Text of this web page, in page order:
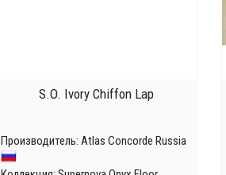
S.O. Ivory Chiffon Lap
Производитель: Atlas Concorde Russia